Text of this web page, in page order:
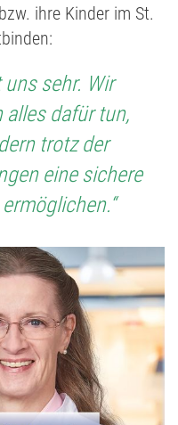
ihre Kinder im St.
uns sehr. Wir
alles dafür tun,
trotz der
eine sichere